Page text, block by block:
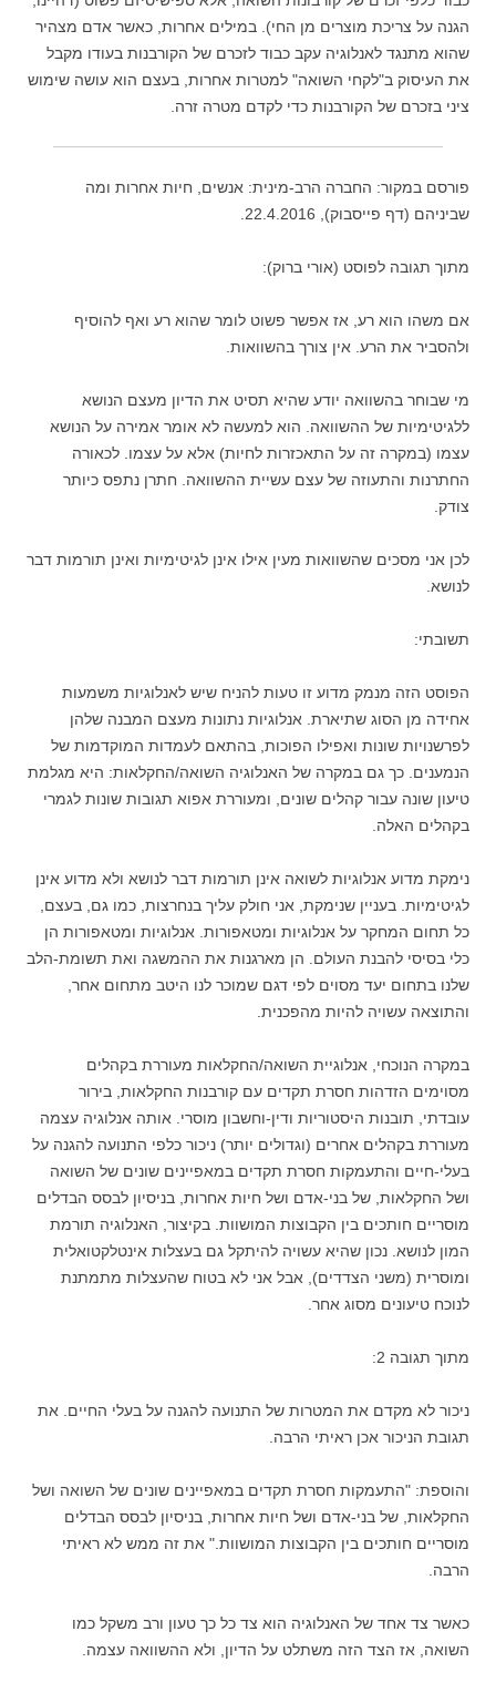
הגנה על צריכת מוצרים מן החי). במילים אחרות, כאשר אדם מצהיר
שהוא מתנגד לאנלוגיה עקב כבוד לזכרם של הקורבנות בעודו מקבל
את העיסוק ב"לקחי השואה" למטרות אחרות, בעצם הוא עושה שימוש
ציני בזכרם של הקורבנות כדי לקדם מטרה זרה.
פורסם במקור: החברה הרב-מינית: אנשים, חיות אחרות ומה
שביניהם (דף פייסבוק), 22.4.2016.
מתוך תגובה לפוסט (אורי ברוק):
אם משהו הוא רע, אז אפשר פשוט לומר שהוא רע ואף להוסיף
ולהסביר את הרע. אין צורך בהשוואות.
מי שבוחר בהשוואה יודע שהיא תסיט את הדיון מעצם הנושא
ללגיטימיות של ההשוואה. הוא למעשה לא אומר אמירה על הנושא
עצמו (במקרה זה על התאכזרות לחיות) אלא על עצמו. לכאורה
החתרנות והתעוזה של עצם עשיית ההשוואה. חתרן נתפס כיותר
צודק.
לכן אני מסכים שהשוואות מעין אילו אינן לגיטימיות ואינן תורמות דבר
לנושא.
תשובתי:
הפוסט הזה מנמק מדוע זו טעות להניח שיש לאנלוגיות משמעות
אחידה מן הסוג שתיארת. אנלוגיות נתונות מעצם המבנה שלהן
לפרשנויות שונות ואפילו הפוכות, בהתאם לעמדות המוקדמות של
הנמענים. כך גם במקרה של האנלוגיה השואה/החקלאות: היא מגלמת
טיעון שונה עבור קהלים שונים, ומעוררת אפוא תגובות שונות לגמרי
בקהלים האלה.
נימקת מדוע אנלוגיות לשואה אינן תורמות דבר לנושא ולא מדוע אינן
לגיטימיות. בעניין שנימקת, אני חולק עליך בנחרצות, כמו גם, בעצם,
כל תחום המחקר על אנלוגיות ומטאפורות. אנלוגיות ומטאפורות הן
כלי בסיסי להבנת העולם. הן מארגנות את ההמשגה ואת תשומת-הלב
שלנו בתחום יעד מסוים לפי דגם שמוכר לנו היטב מתחום אחר,
והתוצאה עשויה להיות מהפכנית.
במקרה הנוכחי, אנלוגיית השואה/החקלאות מעוררת בקהלים
מסוימים הזדהות חסרת תקדים עם קורבנות החקלאות, בירור
עובדתי, תובנות היסטוריות ודין-וחשבון מוסרי. אותה אנלוגיה עצמה
מעוררת בקהלים אחרים (וגדולים יותר) ניכור כלפי התנועה להגנה על
בעלי-חיים והתעמקות חסרת תקדים במאפיינים שונים של השואה
ושל החקלאות, של בני-אדם ושל חיות אחרות, בניסיון לבסס הבדלים
מוסריים חותכים בין הקבוצות המושוות. בקיצור, האנלוגיה תורמת
המון לנושא. נכון שהיא עשויה להיתקל גם בעצלות אינטלקטואלית
ומוסרית (משני הצדדים), אבל אני לא בטוח שהעצלות מתמתנת
לנוכח טיעונים מסוג אחר.
מתוך תגובה 2:
ניכור לא מקדם את המטרות של התנועה להגנה על בעלי החיים. את
תגובת הניכור אכן ראיתי הרבה.
והוספת: "התעמקות חסרת תקדים במאפיינים שונים של השואה ושל
החקלאות, של בני-אדם ושל חיות אחרות, בניסיון לבסס הבדלים
מוסריים חותכים בין הקבוצות המושוות." את זה ממש לא ראיתי
הרבה.
כאשר צד אחד של האנלוגיה הוא צד כל כך טעון ורב משקל כמו
השואה, אז הצד הזה משתלט על הדיון, ולא ההשוואה עצמה.